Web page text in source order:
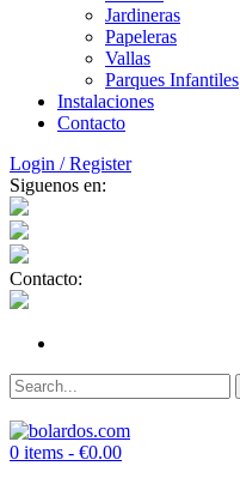
Jardineras
Papeleras
Vallas
Parques Infantiles
Instalaciones
Contacto
Login / Register
Siguenos en:
Contacto:
0 items - €0.00